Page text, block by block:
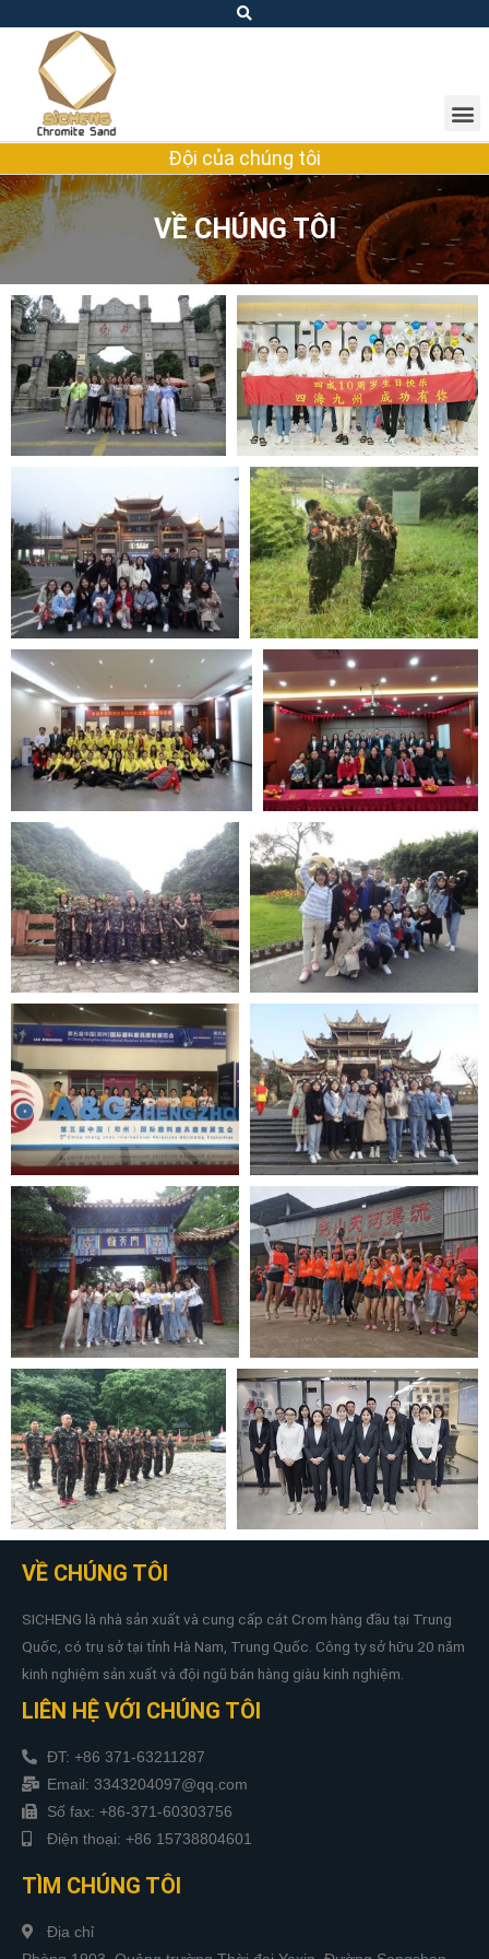
Đội của chúng tôi
VỀ CHÚNG TÔI
VỀ CHÚNG TÔI
SICHENG là nhà sản xuất và cung cấp cát Crom hàng đầu tại Trung
Quốc, có trụ sở tại tỉnh Hà Nam, Trung Quốc. Công ty sở hữu 20 năm
kinh nghiệm sản xuất và đội ngũ bán hàng giàu kinh nghiệm.
LIÊN HỆ VỚI CHÚNG TÔI
ĐT: +86 371-63211287
Email: 3343204097@qq.com
Số fax: +86-371-60303756
Điện thoại: +86 15738804601
TÌM CHÚNG TÔI
Địa chỉ